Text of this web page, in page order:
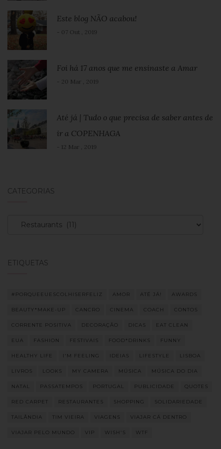
Este blog NÃO acabou!
- 07 Out , 2019
Foi há 17 anos que me ensinaste a Amar
- 20 Mar , 2019
Até já | Tudo o que precisa de saber antes de
ir a COPENHAGA
- 12 Mar , 2019
CATEGORIAS
Categorias
ETIQUETAS
#PORQUEEUESCOLHISERFELIZ AMOR ATÉ JÁ! AWARDS
BEAUTY*MAKE-UP CANCRO CINEMA COACH CONTOS
CORRENTE POSITIVA DECORAÇÃO DICAS EAT CLEAN
EUA FASHION FESTIVAIS FOOD*DRINKS FUNNY
HEALTHY LIFE I'M FEELING IDEIAS LIFESTYLE LISBOA
LIVROS LOOKS MY CAMERA MÚSICA MÚSICA DO DIA
NATAL PASSATEMPOS PORTUGAL PUBLICIDADE QUOTES
RED CARPET RESTAURANTES SHOPPING SOLIDARIEDADE
TAILÂNDIA TIM VIEIRA VIAGENS VIAJAR CÁ DENTRO
VIAJAR PELO MUNDO VIP WISH'S WTF